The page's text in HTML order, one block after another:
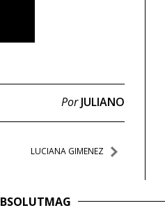
PorJULIANO
LUCIANA GIMENEZ